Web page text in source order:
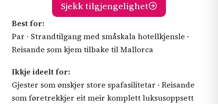
Sjekk tilgjengelighet
Best for:
Par · Strandtilgang med småskala hotellkjensle ·
Reisande som kjem tilbake til Mallorca
Ikkje ideelt for:
Gjester som ønskjer store spafasilitetar · Reisande
som føretrekkjer eit meir komplett luksusoppsett